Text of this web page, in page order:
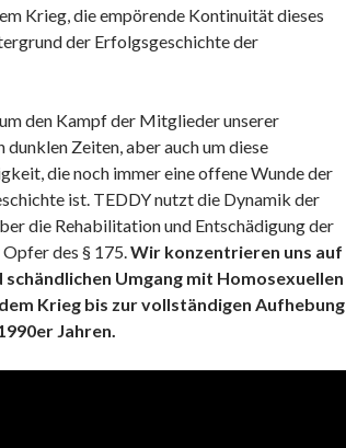
Krieg, die empörende Kontinuität dieses
der Erfolgsgeschichte der
den Kampf der Mitglieder unserer
dunklen Zeiten, aber auch um diese
die noch immer eine offene Wunde der
ist. TEDDY nutzt die Dynamik der
die Rehabilitation und Entschädigung der
des § 175.Wir konzentrieren uns auf
schändlichen Umgang mit Homosexuellen
Krieg bis zur vollständigen Aufhebung
Jahren.